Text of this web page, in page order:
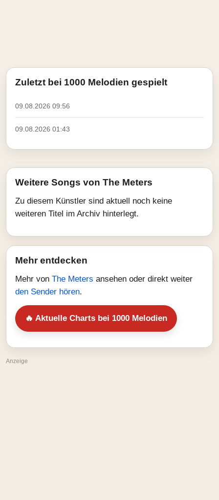
Zuletzt bei 1000 Melodien gespielt
09.08.2026 09:56
09.08.2026 01:43
Weitere Songs von The Meters
Zu diesem Künstler sind aktuell noch keine
weiteren Titel im Archiv hinterlegt.
Mehr entdecken
Mehr von The Meters ansehen oder direkt weiter
den Sender hören.
🔥 Aktuelle Charts bei 1000 Melodien
Anzeige